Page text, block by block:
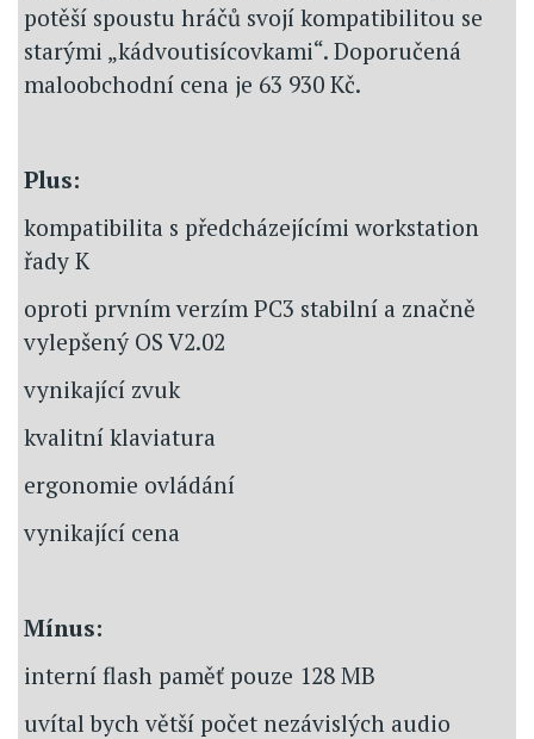
potěší spoustu hráčů svojí kompatibilitou se
starými „kádvoutisícovkami“. Doporučená
maloobchodní cena je 63 930 Kč.
Plus:
kompatibilita s předcházejícími workstation
řady K
oproti prvním verzím PC3 stabilní a značně
vylepšený OS V2.02
vynikající zvuk
kvalitní klaviatura
ergonomie ovládání
vynikající cena
Mínus:
interní flash paměť pouze 128 MB
uvítal bych větší počet nezávislých audio